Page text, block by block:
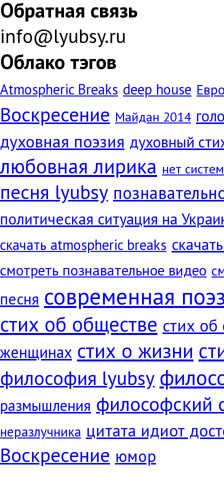
Обратная связь
info@lyubsy.ru
Облако тэгов
Atmospheric Breaks deep house
Воскресение Майдан 2014
духовная поэзия духовный
любовная лирика нет
песня lyubsy
политическая ситуация на
скачать atmospheric breaks
смотреть познавательное видео
песня современная
стих об обществе стих
женщинах стих о жизни
философия lyubsy
размышления философский
неразлучника цитата идиот
Воскресение юмор